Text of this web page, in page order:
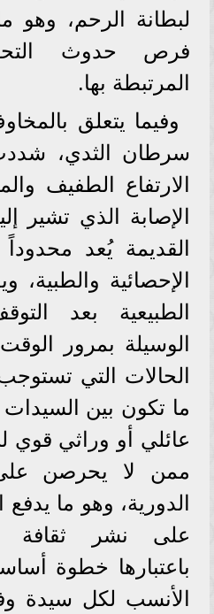
لبطانة الرحم، وهو
فرص حدوث
المرتبطة بها.
وفيما يتعلق
سرطان الثدي،
الارتفاع الطفيف
الإصابة الذي تشير
القديمة يُعد محدوداً
الإحصائية والطبية،
الطبيعية بعد
الوسيلة بمرور
الحالات التي تستوجب
ما تكون بين السيدات
عائلي أو وراثي قوي
ممن لا يحرصن على
الدورية، وهو ما يدفع
على نشر ثقافة
باعتبارها خطوة
الأنسب لكل سيدة